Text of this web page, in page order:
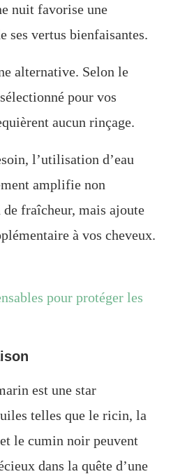
nuit favorise une
ses vertus bienfaisantes.
alternative. Selon le
pour vos
aucun rinçage.
l’utilisation d’eau
amplifie non
fraîcheur, mais ajoute
à vos cheveux.
pour protéger les
est une star
telles que le ricin, la
le cumin noir peuvent
dans la quête d’une